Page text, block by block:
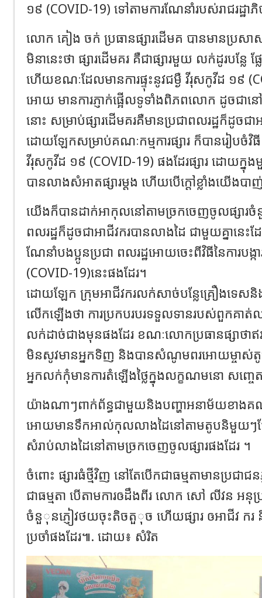
១៩ (COVID-19) ទៅតាមការណែនាំរបស់រាជរដ្ឋា
លោក គៀង ចក់ ប្រធានផ្សារដើមគ បានមានប្រសា
មិនានេះថា ផ្សារដើមគរ គឺជាផ្សារមួយ លក់ដូរបន្ល
ហើយខណៈដែលមានការផ្ទុះនូវជម្ងឺ វីរុសកូវីដ ១៩
អោយ មានការភ្ញាក់ផ្អើលទូទាំងពិភពលោក ដូចជានៅ
នោះ សម្រាប់ផ្សារដើមគរគឺមានប្រជាពលរដ្ឋក៏ដូចជា
ដោយឡែកសម្រាប់គណៈកម្មការផ្សារ ក៏បានរៀបចំវិធីក្
វីរុសកូវីដ ១៩ (COVID-19) ផងដែរផ្សារ ដោយក្នុង
បានលាងសំអាតផ្សារម្តង ហើយបើក្តៅខ្លាំងយើ
យើងក៏បានដាក់អាកុលនៅតាមច្រកចេញចូលផ្សារចំ
ពលរដ្ឋក៏ដូចជាអាជីវករបានលាងដៃ ជាមួយគ្នានេះដែ
ណែនាំបងប្អូនប្រជា ពលរដ្ឋអោយចេះពីវិធីនៃការបង្
(COVID-19)នេះផងដែរ។
ដោយឡែក ក្រុមអាជីវករលក់សាច់បន្លែគ្រឿងទេសនិង
លេីក​ឡេីងថា ការប្រកបរបរទទួលទានរបស់ពួកគាត់ល
លក់ដាច់ជាងមុនផងដែរ ខណៈលោកប្រធានផ្សាថាឥ
មិនសូវមានអ្នកទិញ និងបានសំណូមពរអោយម្ចា
អ្នកលក់កុំមានការតំឡេីងថ្លៃក្នុងលក្ខណមនោ សញ្ចេ
យ៉ាងណាៗពាក់ព័ន្ធជាមួយនិងបញ្ហាអនាម័យខាងគណ
អោយមានទឹកអាល់កុលលាងដៃនៅតាមតូបនិមួយៗ
សំរាប់លាងដៃនៅតាមច្រកចេញចូលផ្សារផងដែរ ។
ចំពោះ ផ្សារធំថ្មីវិញ នៅតែបើកជាធម្មតាមានប្រជ
ជាធម្មតា បើតាមការឲដឹងពីរ លោក សៅ លីវន អនុប្រ
ចំនួុនភ្ញៀវថយចុះតិចតួុច ហើយផ្សារ ឲអាជីវ ក
ប្រចាំផងដែរ៕. ដោយ៖ សំរិត